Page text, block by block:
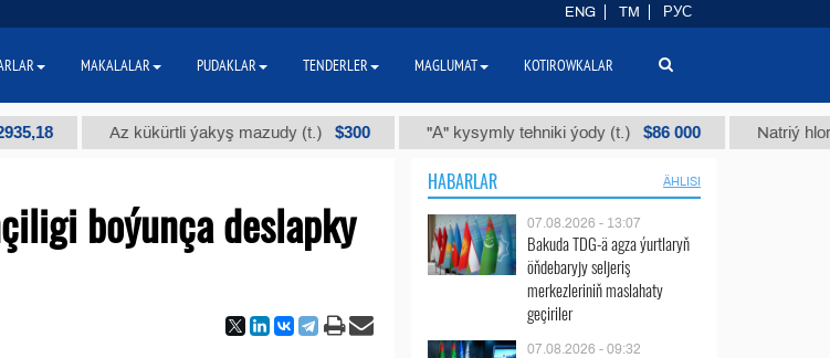
Az kükürtli ýakyş mazudy (t.) $300 "А" kysymly tehniki ýody (t.) $86 000 Natriý hlorly
boýunça deslapky
HABARLAR ÄHLISI
07.08.2026 - 13:07
Bakuda TDG-ä agza ýurtlaryň
öňdebaryjy seljeriş
merkezleriniň maslahaty
geçiriler
07.08.2026 - 09:32
ENG TM РУС
MAKALALAR PUDAKLAR TENDERLER MAGLUMAT KOTIROWKALAR